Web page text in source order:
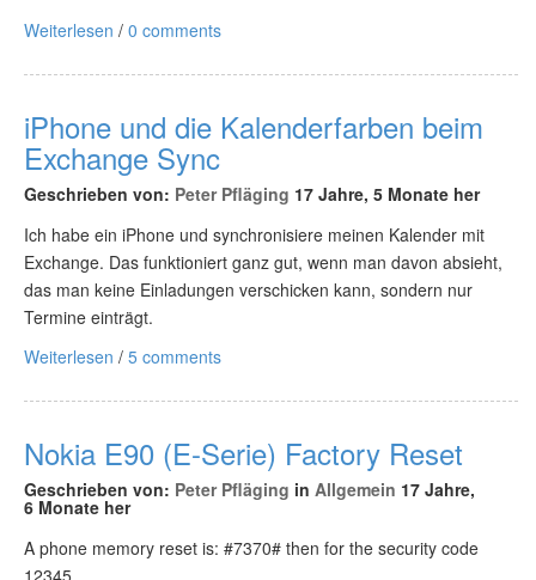
Weiterlesen / 0 comments
iPhone und die Kalenderfarben beim
Exchange Sync
Geschrieben von: Peter Pfläging 17 Jahre, 5 Monate her
Ich habe ein iPhone und synchronisiere meinen Kalender mit
Exchange. Das funktioniert ganz gut, wenn man davon absieht,
das man keine Einladungen verschicken kann, sondern nur
Termine einträgt.
Weiterlesen / 5 comments
Nokia E90 (E-Serie) Factory Reset
Geschrieben von: Peter Pfläging in Allgemein 17 Jahre,
6 Monate her
A phone memory reset is: #7370# then for the security code
12345.